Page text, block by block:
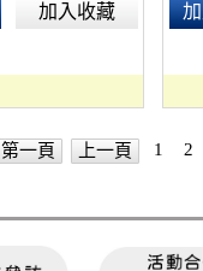
加入收藏
第一頁 上一頁 1 2